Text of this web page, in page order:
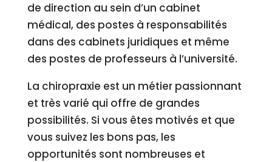
de direction au sein d’un cabinet
médical, des postes à responsabilités
dans des cabinets juridiques et même
des postes de professeurs à l’université.
La chiropraxie est un métier passionnant
et très varié qui offre de grandes
possibilités. Si vous êtes motivés et que
vous suivez les bons pas, les
opportunités sont nombreuses et